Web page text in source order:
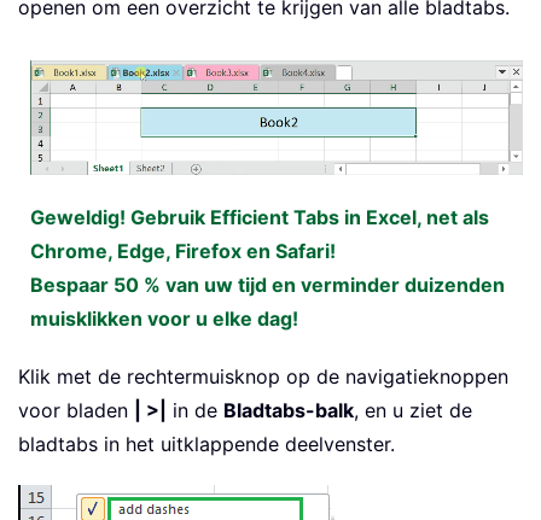
openen om een overzicht te krijgen van alle bladtabs.
Geweldig! Gebruik Efficient Tabs in Excel, net als
Chrome, Edge, Firefox en Safari!
Bespaar 50 % van uw tijd en verminder duizenden
muisklikken voor u elke dag!
Klik met de rechtermuisknop op de navigatieknoppen
voor bladen
| >| in de Bladtabs-balk, en u ziet de
bladtabs in het uitklappende deelvenster.